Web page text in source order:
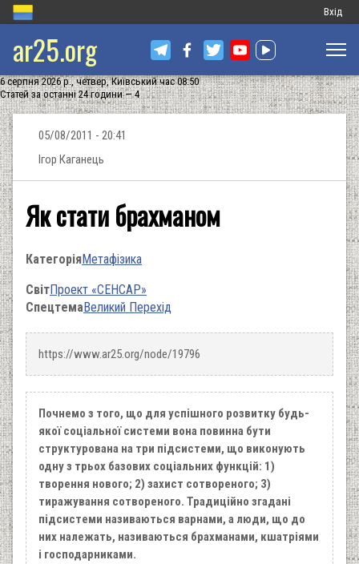
Меню
запису
Вхід
ar25.org
6 серпня 2026 р., четвер, Київський час 08:50
Статей за останні 24 години — 4
05/08/2011 - 20:41
Ігор Каганець
Як стати брахманом
КатегоріяМетафізика
СвітПроект «СЕНСАР»
СпецтемаВеликий Перехід
https://www.ar25.org/node/19796
Почнемо з того, що для успішного розвитку будь-
якої соціальної системи вона повинна бути
структурована на три підсистеми, що виконують
одну з трьох базових соціальних функцій: 1)
творення нового; 2) захист сотвореного; 3)
тиражування сотвореного. Традиційно згадані
підсистеми називаються варнами, а люди, що до
них належать, називаються брахманами, кшатріями
і господарниками.